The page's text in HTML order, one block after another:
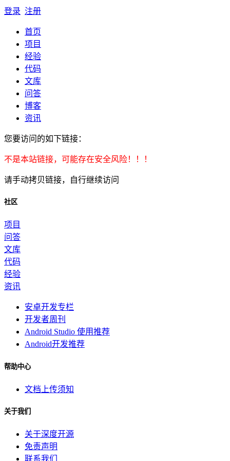
登录 注册
首页
项目
经验
代码
文库
问答
博客
资讯
您要访问的如下链接：
不是本站链接，可能存在安全风险！！！
请手动拷贝链接，自行继续访问
社区
项目
问答
文库
代码
经验
资讯
安卓开发专栏
开发者周刊
Android Studio 使用推荐
Android开发推荐
帮助中心
文档上传须知
关于我们
关于深度开源
免责声明
联系我们